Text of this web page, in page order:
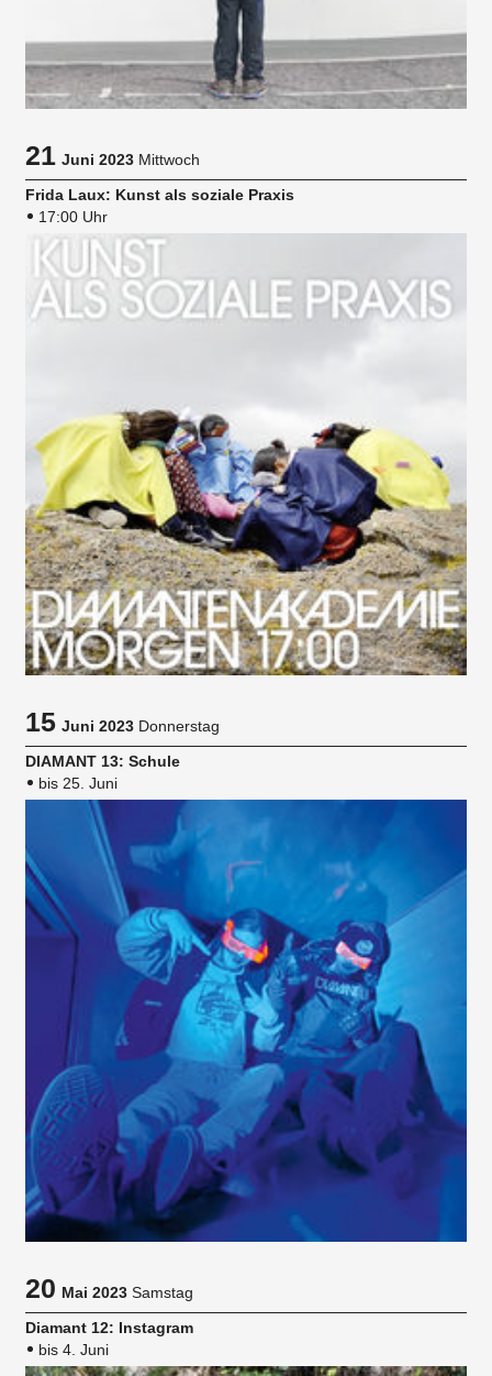
21Juni 2023 Mittwoch
Frida Laux: Kunst als soziale Praxis
17:00 Uhr
15Juni 2023 Donnerstag
DIAMANT 13: Schule
bis 25. Juni
20Mai 2023 Samstag
Diamant 12: Instagram
bis 4. Juni